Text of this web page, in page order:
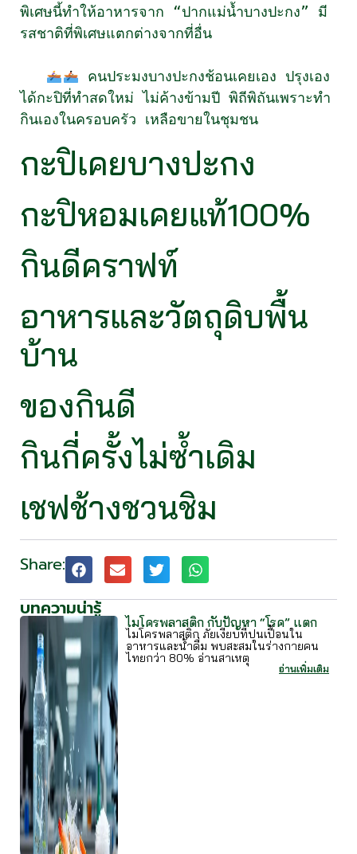
พิเศษนี้ทำให้อาหารจาก “ปากแม่น้ำบางปะกง” มี
รสชาติที่พิเศษแตกต่างจากที่อื่น
คนประมงบางปะกงช้อนเคยเอง ปรุงเอง
ได้กะปิที่ทำสดใหม่ ไม่ค้างข้ามปี พิถีพิถันเพราะทำ
กินเองในครอบครัว เหลือขายในชุมชน
กะปิเคยบางปะกง
กะปิหอมเคยแท้100%
กินดีคราฟท์
อาหารและวัตถุดิบพื้น
บ้าน
ของกินดี
กินกี่ครั้งไม่ซ้ำเดิม
เชฟช้างชวนชิม
Share:
บทความน่ารู้
ไมโครพลาสติก กับปัญหา “โรค” แตก
ไมโครพลาสติก ภัยเงียบที่ปนเปื้อนใน
อาหารและน้ำดื่ม พบสะสมในร่างกายคน
ไทยกว่า 80% อ่านสาเหตุ
อ่านเพิ่มเติม